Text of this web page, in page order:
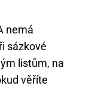
nemá
sázkové
listům, na
věříte